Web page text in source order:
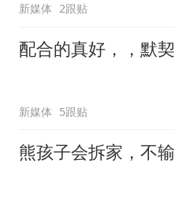
新媒体 2跟贴
配合的真好，，默契
新媒体 5跟贴
熊孩子会拆家，不